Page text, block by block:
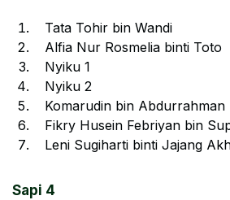
Tata Tohir bin Wandi
Alfia Nur Rosmelia binti Toto
Nyiku 1
Nyiku 2
Komarudin bin Abdurrahman
Fikry Husein Febriyan bin
Leni Sugiharti binti Jajang
Sapi 4